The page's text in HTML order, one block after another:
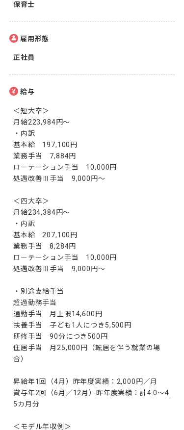
保育士
雇用形態
正社員
給与
＜短大卒＞
月給223,984円～
・内訳
基本給　197,100円
業務手当　7,884円
ローテーション手当　10,000円
処遇改善Ⅲ手当　9,000円～
＜四大卒＞
月給234,384円～
・内訳
基本給　207,100円
業務手当　8,284円
ローテーション手当　10,000円
処遇改善Ⅲ手当　9,000円～
・別途支給手当
超過勤務手当
通勤手当　月上限14,600円
扶養手当　子ども1人につき5,500円
研修手当　90分につき500円
住居手当　月25,000円（転居を伴う就業の場
合）
昇給年1回（4月）昨年度実績：2,000円／月
賞与年2回（6月／12月）昨年度実績：計4.0～4.
5カ月分
＜モデル年収例＞